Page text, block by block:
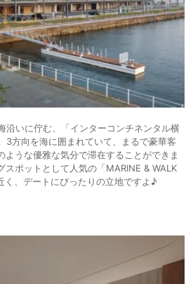
沿いに佇む、「インターコンチネンタル横
3方向を海に囲まれていて、まるで豪華客
ような優雅な気分で滞在することができま
スポットとして人気の「MARINE & WALK
、デートにぴったりの立地ですよ♪